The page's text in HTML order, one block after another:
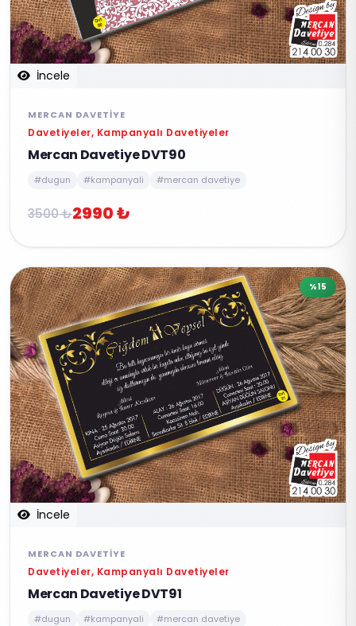
İncele
MERCAN DAVETIYE
Davetiyeler, Kampanyalı Davetiyeler
Mercan Davetiye DVT90
#dugun #kampanyali #mercan davetiye
3500 ₺2990 ₺
İncele
%15
MERCAN DAVETIYE
Davetiyeler, Kampanyalı Davetiyeler
Mercan Davetiye DVT91
#dugun #kampanyali #mercan davetiye